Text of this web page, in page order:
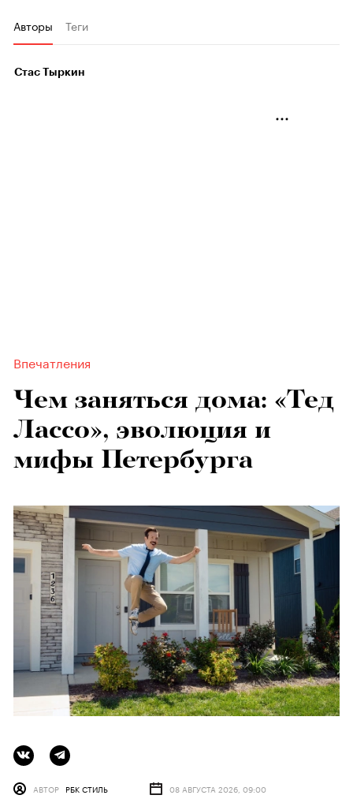
Авторы Теги
Стас Тыркин
Впечатления
Чем заняться дома: «Тед
Лассо», эволюция и
мифы Петербурга
АВТОР РБК СТИЛЬ 08 АВГУСТА 2026, 09:00